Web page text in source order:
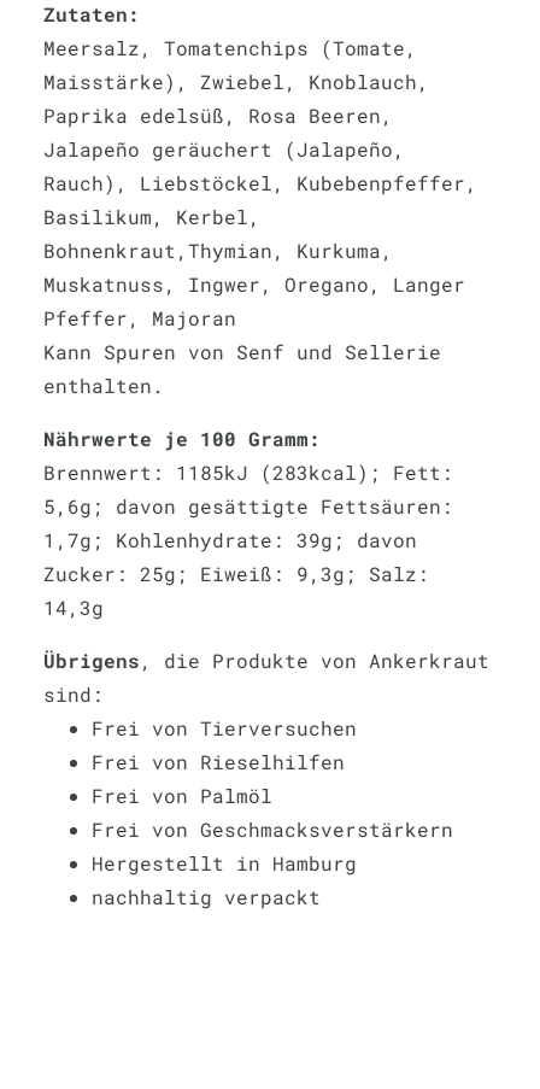
Zutaten:
Meersalz, Tomatenchips (Tomate,
Maisstärke), Zwiebel, Knoblauch,
Paprika edelsüß, Rosa Beeren,
Jalapeño geräuchert (Jalapeño,
Rauch), Liebstöckel, Kubebenpfeffer,
Basilikum, Kerbel,
Bohnenkraut,Thymian, Kurkuma,
Muskatnuss, Ingwer, Oregano, Langer
Pfeffer, Majoran
Kann Spuren von Senf und Sellerie
enthalten.
Nährwerte je 100 Gramm:
Brennwert: 1185kJ (283kcal); Fett:
5,6g; davon gesättigte Fettsäuren:
1,7g; Kohlenhydrate: 39g; davon
Zucker: 25g; Eiweiß: 9,3g; Salz:
14,3g
Übrigens, die Produkte von Ankerkraut
sind:
Frei von Tierversuchen
Frei von Rieselhilfen
Frei von Palmöl
Frei von Geschmacksverstärkern
Hergestellt in Hamburg
nachhaltig verpackt